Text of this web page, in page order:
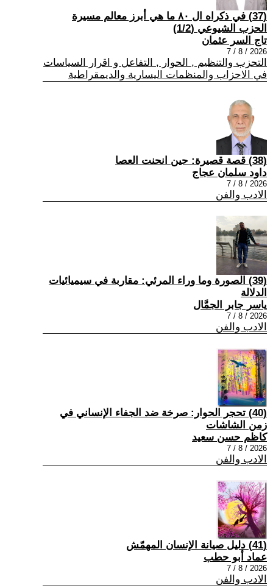
(37) في ذكراه ال ٨٠ ما هي أبرز معالم مسيرة
الحزب الشيوعي (1/2)
تاج السر عثمان
2026 / 8 / 7
التحزب والتنظيم , الحوار , التفاعل و اقرار السياسات
في الاحزاب والمنظمات اليسارية والديمقراطية
(38) قصة قصيرة: حين انحنت العصا
داود سلمان عجاج
2026 / 8 / 7
الادب والفن
(39) الصورة وما وراء المرئي: مقاربة في سيميائيات
الدلالة
ياسر جابر الجمَّال
2026 / 8 / 7
الادب والفن
(40) تحجر الحوار: صرخة ضد الجفاء الإنساني في
زمن الشاشات
كاظم حسن سعيد
2026 / 8 / 7
الادب والفن
(41) دليل صيانة الإنسان المهمّش
عماد أبو حطب
2026 / 8 / 7
الادب والفن